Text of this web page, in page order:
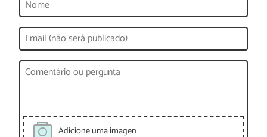
Adicione uma imagen